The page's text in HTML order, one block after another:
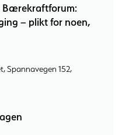
Bærekraftforum:
– plikt for noen,
Spannavegen 152,